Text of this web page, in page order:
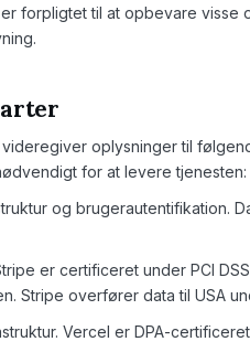
forpligtet til at opbevare
oplysninger til
for at levere tjenesten:
og bruger­autentifikation.
er certificeret under PCI
Stripe overfører data til USA
Vercel er DPA-